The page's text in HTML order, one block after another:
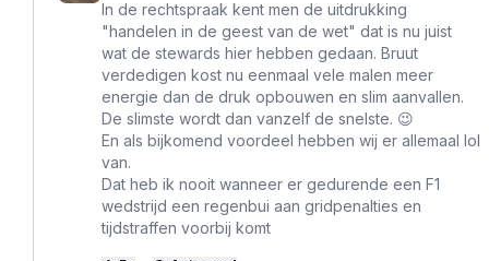
In de rechtspraak kent men de uitdrukking
"handelen in de geest van de wet" dat is nu juist
wat de stewards hier hebben gedaan. Bruut
verdedigen kost nu eenmaal vele malen meer
energie dan de druk opbouwen en slim aanvallen.
De slimste wordt dan vanzelf de snelste. 😉
En als bijkomend voordeel hebben wij er allemaal lol
van.
Dat heb ik nooit wanneer er gedurende een F1
wedstrijd een regenbui aan gridpenalties en
tijdstraffen voorbij komt